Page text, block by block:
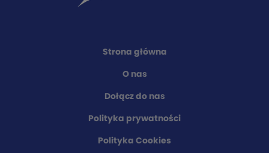
Strona główna
O nas
Dołącz do nas
Polityka prywatności
Polityka Cookies